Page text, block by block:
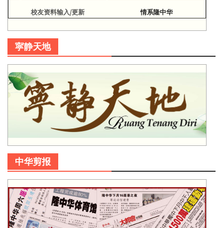
校友资料输入/更新 情系隆中华
寜静天地
中华剪报